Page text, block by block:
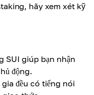
hãy xem xét kỹ
SUI giúp bạn nhận
động.
đều có tiếng nói